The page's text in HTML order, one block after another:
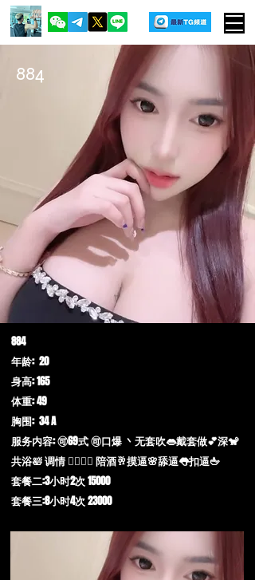
884
884
年龄: 20
身高: 165
体重: 49
胸围: 34 A
服务内容: 🉑69式 🉑口爆 丶无套吹👄戴套做💕深🐒
共浴🛀 调情 👩‍❤️‍💋‍👨 陪酒🥂摸逼🌸舔逼👅扣逼🖕
套餐二:3小时2次 15000
套餐三:8小时4次 23000